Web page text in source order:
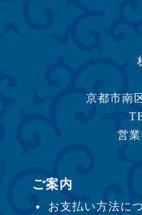
京都市南
営
ご案内
お支払い方法に